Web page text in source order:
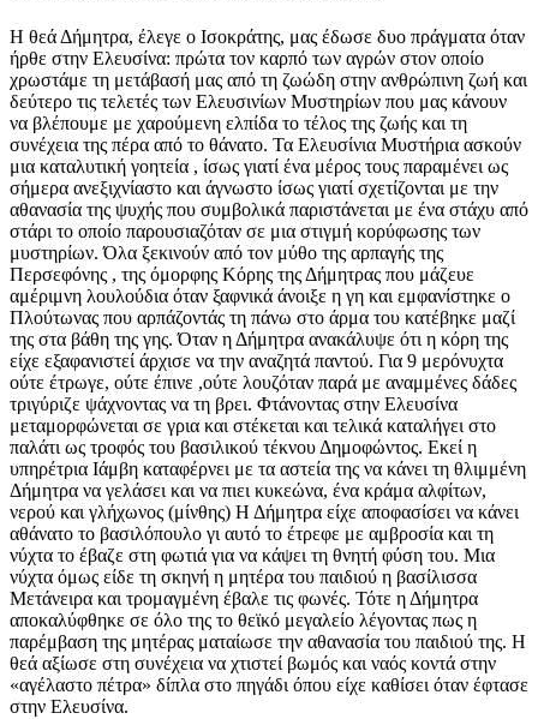
Η θεά Δήμητρα, έλεγε ο Ισοκράτης, μας έδωσε δυο πράγματα όταν
ήρθε στην Ελευσίνα: πρώτα τον καρπό των αγρών στον οποίο
χρωστάμε τη μετάβασή μας από τη ζωώδη στην ανθρώπινη ζωή και
δεύτερο τις τελετές των Ελευσινίων Μυστηρίων που μας κάνουν
να βλέπουμε με χαρούμενη ελπίδα το τέλος της ζωής και τη
συνέχεια της πέρα από το θάνατο. Τα Ελευσίνια Μυστήρια ασκούν
μια καταλυτική γοητεία , ίσως γιατί ένα μέρος τους παραμένει ως
σήμερα ανεξιχνίαστο και άγνωστο ίσως γιατί σχετίζονται με την
αθανασία της ψυχής που συμβολικά παριστάνεται με ένα στάχυ από
στάρι το οποίο παρουσιαζόταν σε μια στιγμή κορύφωσης των
μυστηρίων. Όλα ξεκινούν από τον μύθο της αρπαγής της
Περσεφόνης , της όμορφης Κόρης της Δήμητρας που μάζευε
αμέριμνη λουλούδια όταν ξαφνικά άνοιξε η γη και εμφανίστηκε ο
Πλούτωνας που αρπάζοντάς τη πάνω στο άρμα του κατέβηκε μαζί
της στα βάθη της γης. Όταν η Δήμητρα ανακάλυψε ότι η κόρη της
είχε εξαφανιστεί άρχισε να την αναζητά παντού. Για 9 μερόνυχτα
ούτε έτρωγε, ούτε έπινε ,ούτε λουζόταν παρά με αναμμένες δάδες
τριγύριζε ψάχνοντας να τη βρει. Φτάνοντας στην Ελευσίνα
μεταμορφώνεται σε γρια και στέκεται και τελικά καταλήγει στο
παλάτι ως τροφός του βασιλικού τέκνου Δημοφώντος. Εκεί η
υπηρέτρια Ιάμβη καταφέρνει με τα αστεία της να κάνει τη θλιμμένη
Δήμητρα να γελάσει και να πιει κυκεώνα, ένα κράμα αλφίτων,
νερού και γλήχωνος (μίνθης) Η Δήμητρα είχε αποφασίσει να κάνει
αθάνατο το βασιλόπουλο γι αυτό το έτρεφε με αμβροσία και τη
νύχτα το έβαζε στη φωτιά για να κάψει τη θνητή φύση του. Μια
νύχτα όμως είδε τη σκηνή η μητέρα του παιδιού η βασίλισσα
Μετάνειρα και τρομαγμένη έβαλε τις φωνές. Τότε η Δήμητρα
αποκαλύφθηκε σε όλο της το θεϊκό μεγαλείο λέγοντας πως η
παρέμβαση της μητέρας ματαίωσε την αθανασία του παιδιού της. Η
θεά αξίωσε στη συνέχεια να χτιστεί βωμός και ναός κοντά στην
«αγέλαστο πέτρα» δίπλα στο πηγάδι όπου είχε καθίσει όταν έφτασε
στην Ελευσίνα.